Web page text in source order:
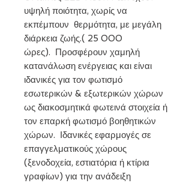
υψηλή ποιότητα, χωρίς να
εκπέμπουν θερμότητα, με μεγάλη
διάρκεια ζωής.( 25 000
ώρες). Προσφέρουν χαμηλή
κατανάλωση ενέργειας και είναι
ιδανικές για τον φωτισμό
εσωτερικών & εξωτερικών χώρων
ως διακοσμητικά φωτεινά στοιχεία ή
τον επαρκή φωτισμό βοηθητικών
χώρων. Ιδανικές εφαρμογές σε
επαγγελματικούς χώρους
(ξενοδοχεία, εστιατόρια ή κτίρια
γραφίων) για την ανάδειξη